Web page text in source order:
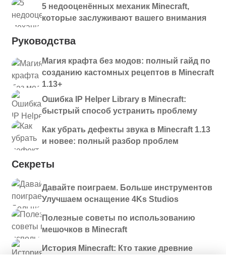
5 недооценённых механик Minecraft,
которые заслуживают вашего внимания
Руководства
Магия крафта без модов: полный гайд по
созданию кастомных рецептов в Minecraft
1.13+
Ошибка IP Helper Library в Minecraft:
быстрый способ устранить проблему
Как убрать дефекты звука в Minecraft 1.13
и новее: полный разбор проблем
Секреты
Давайте поиграем. Больше инструментов
Улучшаем оснащение 4Ks Studios
Полезные советы по использованию
мешочков в Minecraft
История Minecraft: Кто такие древние